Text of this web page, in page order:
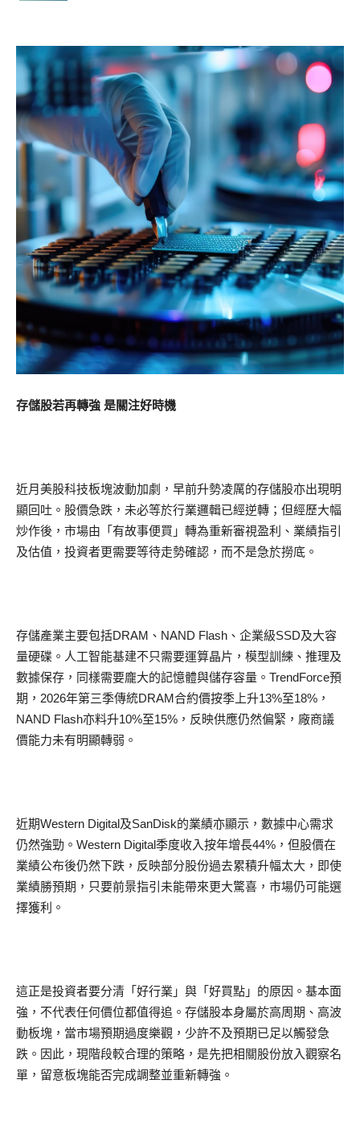
存儲股若再轉強 是關注好時機
近月美股科技板塊波動加劇，早前升勢凌厲的存儲股亦出現明
顯回吐。股價急跌，未必等於行業邏輯已經逆轉；但經歷大幅
炒作後，市場由「有故事便買」轉為重新審視盈利、業績指引
及估值，投資者更需要等待走勢確認，而不是急於撈底。
存儲產業主要包括DRAM、NAND Flash、企業級SSD及大容
量硬碟。人工智能基建不只需要運算晶片，模型訓練、推理及
數據保存，同樣需要龐大的記憶體與儲存容量。TrendForce預
期，2026年第三季傳統DRAM合約價按季上升13%至18%，
NAND Flash亦料升10%至15%，反映供應仍然偏緊，廠商議
價能力未有明顯轉弱。
近期Western Digital及SanDisk的業績亦顯示，數據中心需求
仍然強勁。Western Digital季度收入按年增長44%，但股價在
業績公布後仍然下跌，反映部分股份過去累積升幅太大，即使
業績勝預期，只要前景指引未能帶來更大驚喜，市場仍可能選
擇獲利。
這正是投資者要分清「好行業」與「好買點」的原因。基本面
強，不代表任何價位都值得追。存儲股本身屬於高周期、高波
動板塊，當市場預期過度樂觀，少許不及預期已足以觸發急
跌。因此，現階段較合理的策略，是先把相關股份放入觀察名
單，留意板塊能否完成調整並重新轉強。